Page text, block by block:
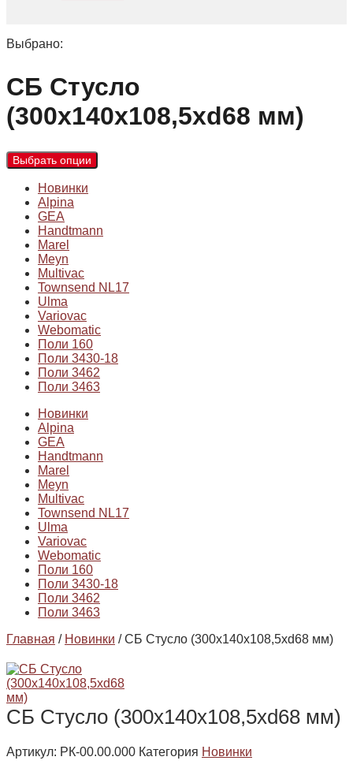
Выбрано:
СБ Стусло
(300х140х108,5хd68 мм)
Выбрать опции
Новинки
Alpina
GEA
Handtmann
Marel
Meyn
Multivac
Townsend NL17
Ulma
Variovac
Webomatic
Поли 160
Поли 3430-18
Поли 3462
Поли 3463
Новинки
Alpina
GEA
Handtmann
Marel
Meyn
Multivac
Townsend NL17
Ulma
Variovac
Webomatic
Поли 160
Поли 3430-18
Поли 3462
Поли 3463
Главная / Новинки / СБ Стусло (300х140х108,5хd68 мм)
СБ Стусло (300х140х108,5хd68 мм)
Артикул: РК-00.00.000 Категория Новинки